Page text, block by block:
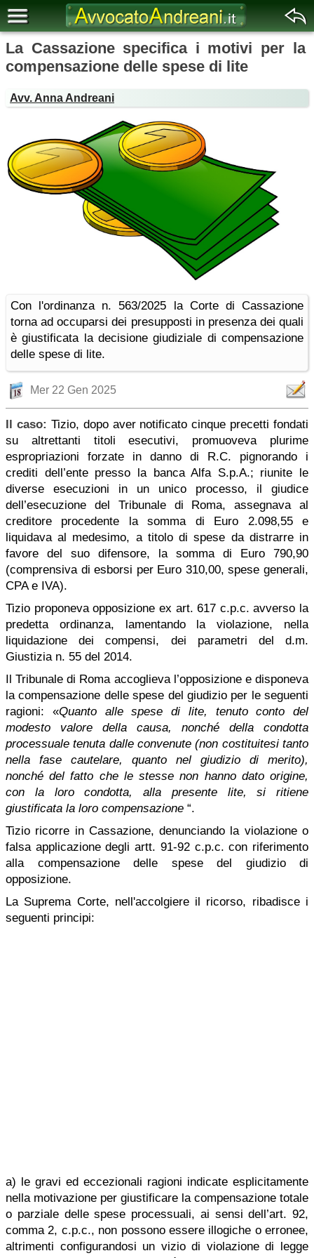
La Cassazione specifica i motivi per la
compensazione delle spese di lite
Avv. Anna Andreani
Con l'ordinanza n. 563/2025 la Corte di Cassazione
torna ad occuparsi dei presupposti in presenza dei quali
è giustificata la decisione giudiziale di compensazione
delle spese di lite.
Mer 22 Gen 2025
Il caso: Tizio, dopo aver notificato cinque precetti fondati
su altrettanti titoli esecutivi, promuoveva plurime
espropriazioni forzate in danno di R.C. pignorando i
crediti dell’ente presso la banca Alfa S.p.A.; riunite le
diverse esecuzioni in un unico processo, il giudice
dell’esecuzione del Tribunale di Roma, assegnava al
creditore procedente la somma di Euro 2.098,55 e
liquidava al medesimo, a titolo di spese da distrarre in
favore del suo difensore, la somma di Euro 790,90
(comprensiva di esborsi per Euro 310,00, spese generali,
CPA e IVA).
Tizio proponeva opposizione ex art. 617 c.p.c. avverso la
predetta ordinanza, lamentando la violazione, nella
liquidazione dei compensi, dei parametri del d.m.
Giustizia n. 55 del 2014.
Il Tribunale di Roma accoglieva l’opposizione e disponeva
la compensazione delle spese del giudizio per le seguenti
ragioni: «Quanto alle spese di lite, tenuto conto del
modesto valore della causa, nonché della condotta
processuale tenuta dalle convenute (non costituitesi tanto
nella fase cautelare, quanto nel giudizio di merito),
nonché del fatto che le stesse non hanno dato origine,
con la loro condotta, alla presente lite, si ritiene
giustificata la loro compensazione “.
Tizio ricorre in Cassazione, denunciando la violazione o
falsa applicazione degli artt. 91-92 c.p.c. con riferimento
alla compensazione delle spese del giudizio di
opposizione.
La Suprema Corte, nell'accolgiere il ricorso, ribadisce i
seguenti principi:
a) le gravi ed eccezionali ragioni indicate esplicitamente
nella motivazione per giustificare la compensazione totale
o parziale delle spese processuali, ai sensi dell’art. 92,
comma 2, c.p.c., non possono essere illogiche o erronee,
altrimenti configurandosi un vizio di violazione di legge